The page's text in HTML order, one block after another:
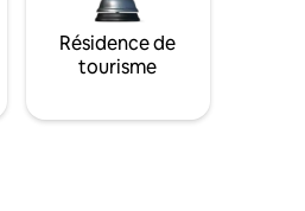
Résidence de
tourisme